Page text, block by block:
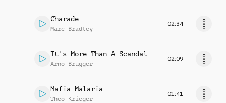
Charade
Marc Bradley
02:34
It's More Than A Scandal
Arno Brugger
02:09
Mafia Malaria
Theo Krieger
01:41